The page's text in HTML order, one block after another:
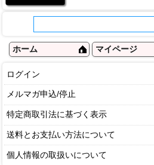
ホーム マイページ
ログイン
メルマガ申込/停止
特定商取引法に基づく表示
送料とお支払い方法について
個人情報の取扱いについて